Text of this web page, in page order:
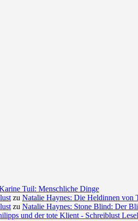
Tuil: Menschliche Dinge
zu Natalie Haynes: Die Heldinnen von
zu Natalie Haynes: Stone Blind: Der
und der tote Klient - Schreiblust